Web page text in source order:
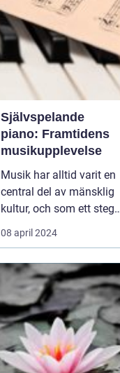
Självspelande
piano: Framtidens
musikupplevelse
Musik har alltid varit en
central del av mänsklig
kultur, och som ett steg i
dess kontinuerliga
utveckling har det
börjat ta en allt viktigare
plats i våra liv. Från att
tidigare ha betraktats
som en ex...
08 april 2024